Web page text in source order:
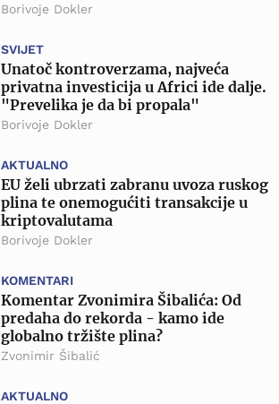
Borivoje Dokler
SVIJET
Unatoč kontroverzama, najveća
privatna investicija u Africi ide dalje.
"Prevelika je da bi propala"
Borivoje Dokler
AKTUALNO
EU želi ubrzati zabranu uvoza ruskog
plina te onemogućiti transakcije u
kriptovalutama
Borivoje Dokler
KOMENTARI
Komentar Zvonimira Šibalića: Od
predaha do rekorda - kamo ide
globalno tržište plina?
Zvonimir Šibalić
AKTUALNO